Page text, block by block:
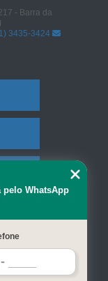
- Barra da
3435-3424
pelo WhatsApp